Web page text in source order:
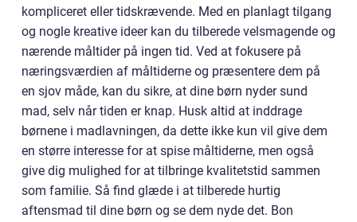
kompliceret eller tidskrævende. Med en planlagt tilgang
og nogle kreative ideer kan du tilberede velsmagende og
nærende måltider på ingen tid. Ved at fokusere på
næringsværdien af måltiderne og præsentere dem på
en sjov måde, kan du sikre, at dine børn nyder sund
mad, selv når tiden er knap. Husk altid at inddrage
børnene i madlavningen, da dette ikke kun vil give dem
en større interesse for at spise måltiderne, men også
give dig mulighed for at tilbringe kvalitetstid sammen
som familie. Så find glæde i at tilberede hurtig
aftensmad til dine børn og se dem nyde det. Bon